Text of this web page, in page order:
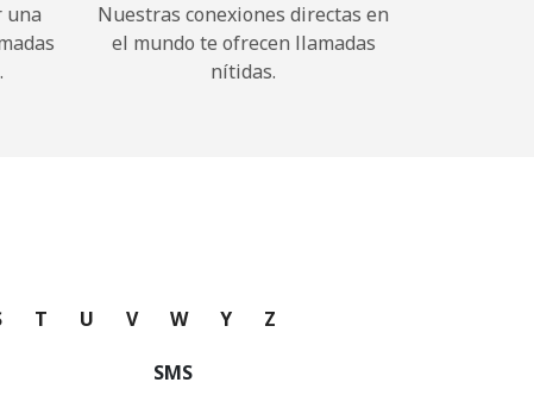
una
Nuestras conexiones directas en
el mundo te ofrecen llamadas
nítidas.
T U V W Y Z
SMS